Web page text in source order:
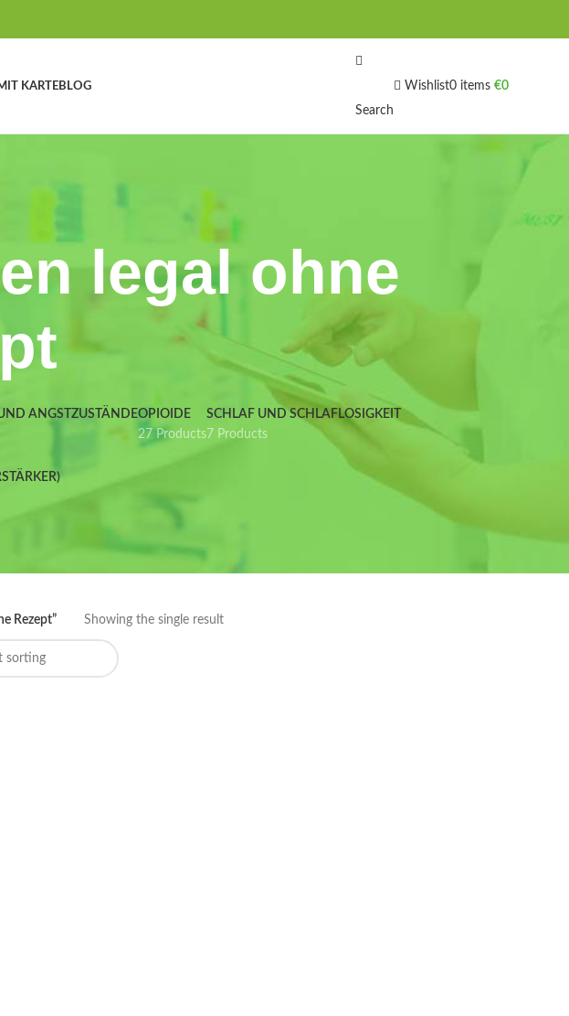
KARTEBLOG
Search
Wishlist0 items €0
legal ohne
ANGSTZUSTÄNDEOPIOIDE
27 Products
SCHLAF UND SCHLAFLOSIGKEIT
7 Products
Rezept” Showing the single result